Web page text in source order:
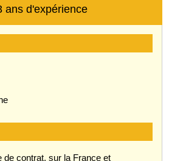
ans d'expérience
de contrat, sur la France et